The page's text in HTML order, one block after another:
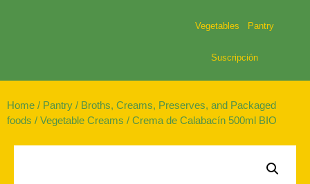
Vegetables Pantry
Suscripción
Home / Pantry / Broths, Creams, Preserves, and Packaged
foods / Vegetable Creams / Crema de Calabacín 500ml BIO